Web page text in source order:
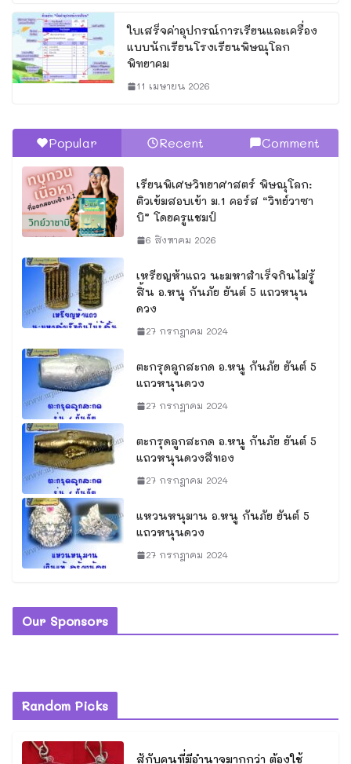
ใบเสร็จค่าอุปกรณ์การเรียนและเครื่อง
แบบนักเรียนโรงเรียนพิษณุโลก
พิทยาคม
11 เมษายน 2026
Popular Recent Comment
เรียนพิเศษวิทยาศาสตร์ พิษณุโลก:
ติวเข้มสอบเข้า ม.1 คอร์ส “วิทย์วาซา
บิ” โดยครูแชมป์
6 สิงหาคม 2026
เหรียญห้าแถว นะมหาสำเร็จกินไม่รู้
สิ้น อ.หนู กันภัย ยันต์ 5 แถวหนุน
ดวง
27 กรกฎาคม 2024
ตะกรุดลูกสะกด อ.หนู กันภัย ยันต์ 5
แถวหนุนดวง
27 กรกฎาคม 2024
ตะกรุดลูกสะกด อ.หนู กันภัย ยันต์ 5
แถวหนุนดวงสีทอง
27 กรกฎาคม 2024
แหวนหนุมาน อ.หนู กันภัย ยันต์ 5
แถวหนุนดวง
27 กรกฎาคม 2024
Our Sponsors
Random Picks
สู้กับคนที่มีอำนาจมากกว่า ต้องใช้